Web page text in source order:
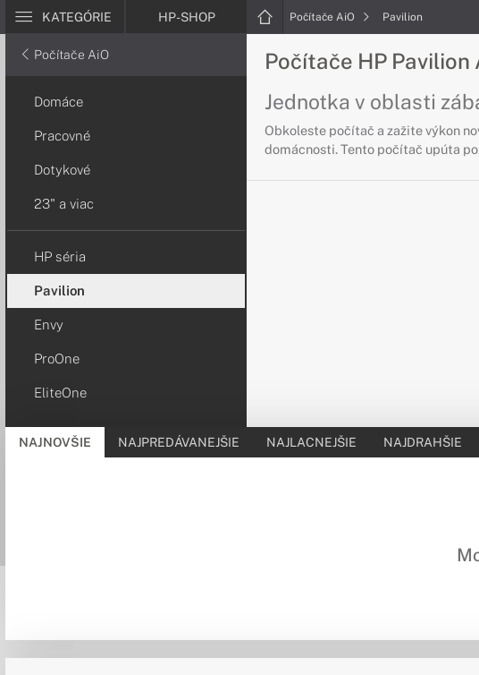
KATEGÓRIE HP-SHOP Počítače AiO Pavilion
Počítače AiO
Domáce
Pracovné
Dotykové
23" a viac
HP séria
Pavilion
Envy
ProOne
EliteOne
Počítače HP Pavilion
Jednotka v oblasti
Obkoleste počítač a zažite výkon
domácnosti. Tento počítač upúta
NAJNOVŠIE NAJPREDÁVANEJŠIE NAJLACNEJŠIE NAJDRAHŠIE